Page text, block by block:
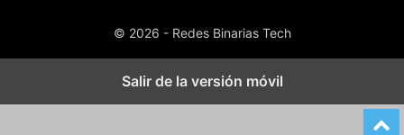
© 2026 - Redes Binarias Tech
Salir de la versión móvil